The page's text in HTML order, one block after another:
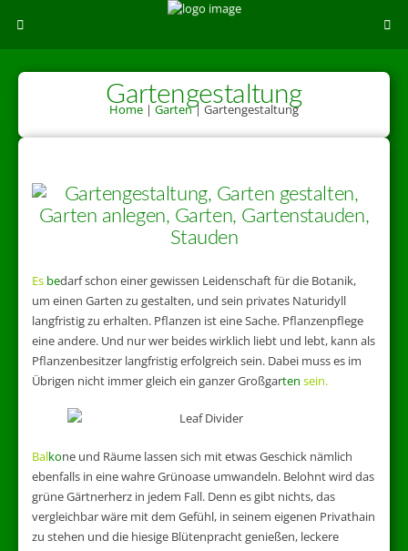
Gartengestaltung
Home | Garten| Gartengestaltung
Es bedarf schon einer gewissen Leidenschaft für die Botanik,
um einen Garten zu gestalten, und sein privates Naturidyll
langfristig zu erhalten. Pflanzen ist eine Sache. Pflanzenpflege
eine andere. Und nur wer beides wirklich liebt und lebt, kann als
Pflanzenbesitzer langfristig erfolgreich sein. Dabei muss es im
Übrigen nicht immer gleich ein ganzer Großgarten sein.
Balkone und Räume lassen sich mit etwas Geschick nämlich
ebenfalls in eine wahre Grünoase umwandeln. Belohnt wird das
grüne Gärtnerherz in jedem Fall. Denn es gibt nichts, das
vergleichbar wäre mit dem Gefühl, in seinem eigenen Privathain
zu stehen und die hiesige Blütenpracht genießen, leckere